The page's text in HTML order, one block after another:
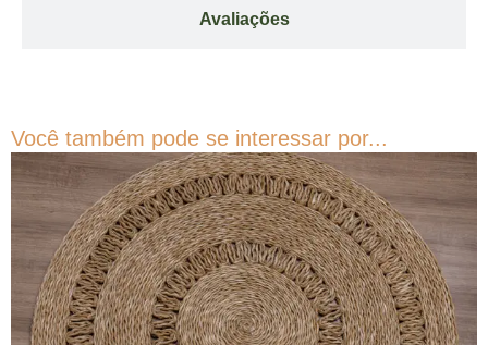
Avaliações
Você também pode se interessar por...